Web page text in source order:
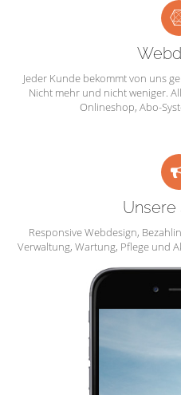
Jeder Kunde bekommt von uns
Nicht mehr und nicht weniger.
Onlineshop, Abo-
Unsere
Responsive Webdesign,
Verwaltung, Wartung, Pflege und